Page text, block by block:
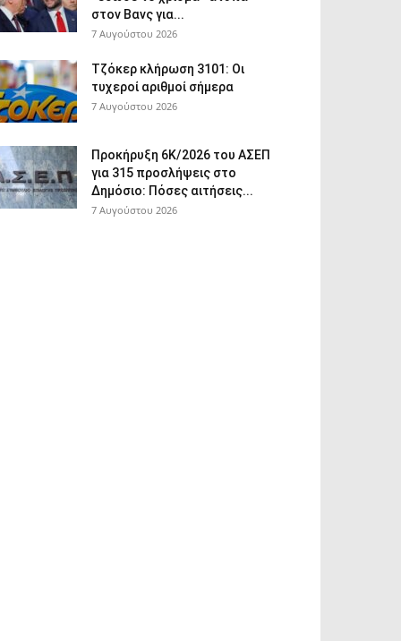
στον Βανς για...
7 Αυγούστου 2026
Τζόκερ κλήρωση 3101: Οι
τυχεροί αριθμοί σήμερα
7 Αυγούστου 2026
Προκήρυξη 6Κ/2026 του ΑΣΕΠ
για 315 προσλήψεις στο
Δημόσιο: Πόσες αιτήσεις...
7 Αυγούστου 2026